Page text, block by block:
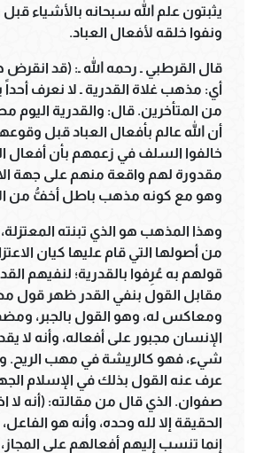
يثبتون علم الله سبحانه بالأشياء
ونفوا خلقه لأفعال العباد.
قال القرطبي ـ رحمه الله ـ: (قد انقرض
أي: مذهب غلاة القدرية ـ لا نعرف
من المتأخرين. قال: والقدرية اليوم
أن الله عالم بأفعال العباد قبل
خالفوا السلف في زعمهم بأن أفعال
مقدورة لهم واقعة منهم على جهة
وهو مع كونه مذهب باطل أخفُّ من
وهذا المذهب هو الذي تبنته
من أصولها التي قام عليها كيان
قولهم به عُرِفوا بالقدرية؛ لنفيهم
مقابل القول بنفي القدر ظهر قول
ومعاكس له، وهو القول بالجبر،
الإنسان مجبور على أفعاله، وأنه لا
شيء، فهو كالريشة في مهب الريح.
عرف عنه القول بذلك في الإسلام
صفوان. الذي قال من مقالته: (أنه لا
الحقيقة إلا لله وحده، وأنه هو
إنما تنسب إليهم أفعالهم على